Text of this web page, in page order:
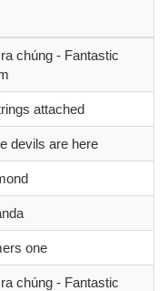
chúng - Fantastic
attached
devils are here
one
chúng - Fantastic